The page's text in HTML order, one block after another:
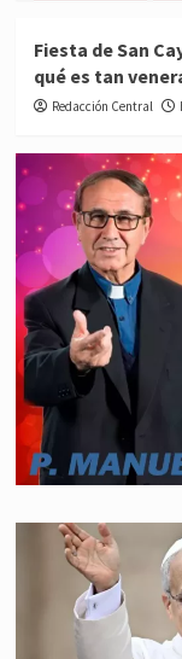
Fiesta de San
qué es tan
Redacción Central